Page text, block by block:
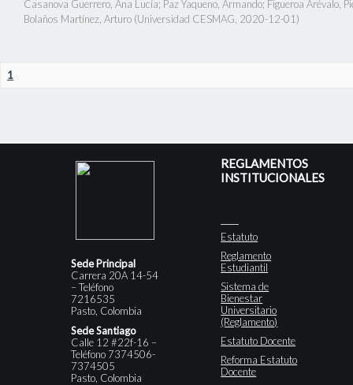
Casanova Guerrero, Ana Lucía; Paz Yaqueno, Armando; Figueroa Arévalo,
Bolaños Martínez, Arturo (Universidad CESMAG 2020-12-01 )
1
Sede Principal
Carrera 20A 14-54
– Teléfono
7216535
Pasto, Colombia
Sede Santiago
Calle 12 #22f-16 –
Teléfono 7374506-
7374505
Pasto, Colombia
REGLAMENTOS
INSTITUCIONALES
Estatuto
Reglamento
Estudiantil
Sistema de
Bienestar
Universitario
(Reglamento)
Estatuto Docente
Reforma Estatuto
Docente